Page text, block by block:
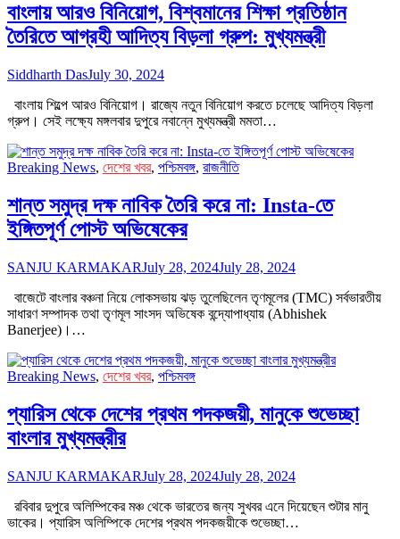
বাংলায় আরও বিনিয়োগ, বিশ্বমানের শিক্ষা প্রতিষ্ঠান
তৈরিতে আগ্রহী আদিত্য বিড়লা গ্রুপ: মুখ্যমন্ত্রী
Siddharth DasJuly 30, 2024
বাংলায় শিল্পে আরও বিনিয়োগ। রাজ্যে নতুন বিনিয়োগ করতে চলেছে আদিত্য বিড়লা
গ্রুপ। সেই লক্ষ্যে মঙ্গলবার দুপুরে নবান্নে মুখ্যমন্ত্রী মমতা…
Breaking News, দেশের খবর, পশ্চিমবঙ্গ, রাজনীতি
শান্ত সমুদ্র দক্ষ নাবিক তৈরি করে না: Insta-তে
ইঙ্গিতপূর্ণ পোস্ট অভিষেকের
SANJU KARMAKARJuly 28, 2024July 28, 2024
বাজেটে বাংলার বঞ্চনা নিয়ে লোকসভায় ঝড় তুলেছিলেন তৃণমূলের (TMC) সর্বভারতীয়
সাধারণ সম্পাদক তথা তৃণমূল সাংসদ অভিষেক বন্দ্যোপাধ্যায় (Abhishek
Banerjee)।…
Breaking News, দেশের খবর, পশ্চিমবঙ্গ
প্যারিস থেকে দেশের প্রথম পদকজয়ী, মানুকে শুভেচ্ছা
বাংলার মুখ্যমন্ত্রীর
SANJU KARMAKARJuly 28, 2024July 28, 2024
রবিবার দুপুরে অলিম্পিকের মঞ্চ থেকে ভারতের জন্য সুখবর এনে দিয়েছেন শুটার মানু
ভাকের। প্যারিস অলিম্পিকে দেশের প্রথম পদকজয়ীকে শুভেচ্ছা…